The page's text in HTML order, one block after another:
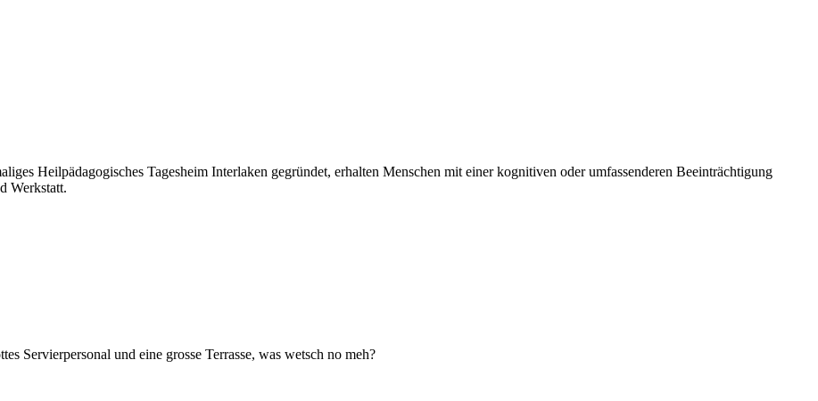
Heilpädagogisches Tagesheim Interlaken gegründet, erhalten Menschen mit einer kognitiven oder umfassenderen Beeinträchtigung
Werkstatt.
Servierpersonal und eine grosse Terrasse, was wetsch no meh?